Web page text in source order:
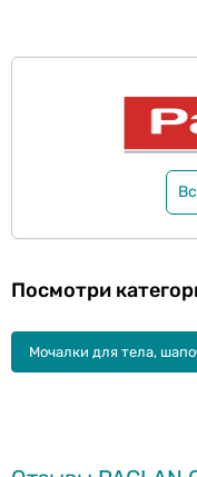
Посмотри
Мочалки для тела,